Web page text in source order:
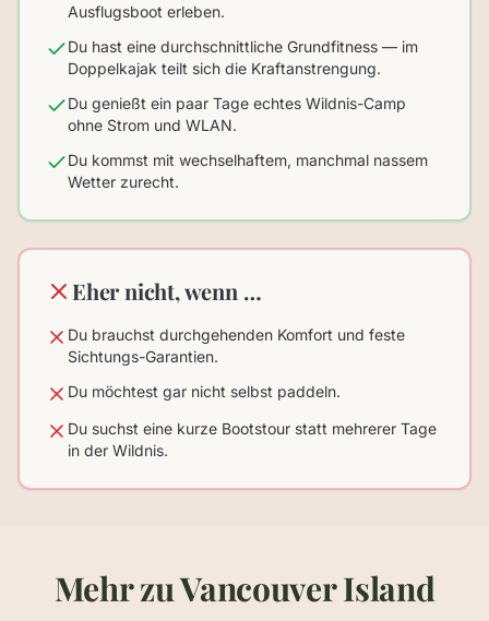
Ausflugsboot erleben.
Du hast eine durchschnittliche Grundfitness — im
Doppelkajak teilt sich die Kraftanstrengung.
Du genießt ein paar Tage echtes Wildnis-Camp
ohne Strom und WLAN.
Du kommst mit wechselhaftem, manchmal nassem
Wetter zurecht.
Eher nicht, wenn …
Du brauchst durchgehenden Komfort und feste
Sichtungs-Garantien.
Du möchtest gar nicht selbst paddeln.
Du suchst eine kurze Bootstour statt mehrerer Tage
in der Wildnis.
Mehr zu Vancouver Island